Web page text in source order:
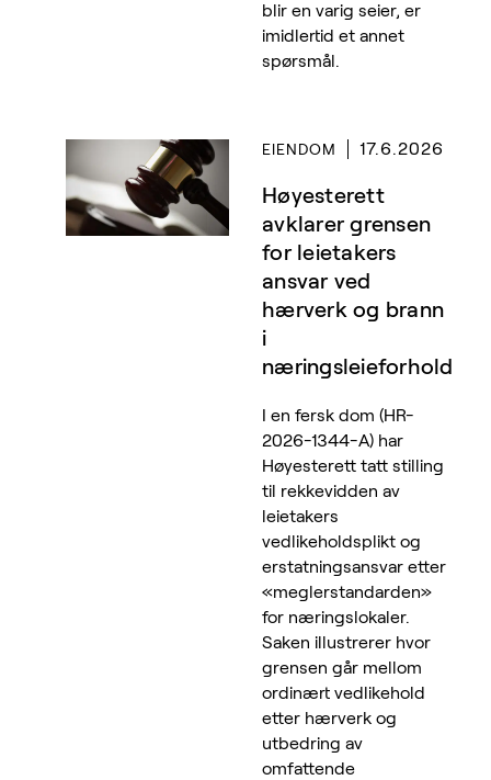
blir en varig seier, er
imidlertid et annet
spørsmål.
EIENDOM 17.6.2026
Høyesterett
avklarer grensen
for leietakers
ansvar ved
hærverk og brann
i
næringsleieforhold
I en fersk dom (HR-
2026-1344-A) har
Høyesterett tatt stilling
til rekkevidden av
leietakers
vedlikeholdsplikt og
erstatningsansvar etter
«meglerstandarden»
for næringslokaler.
Saken illustrerer hvor
grensen går mellom
ordinært vedlikehold
etter hærverk og
utbedring av
omfattende